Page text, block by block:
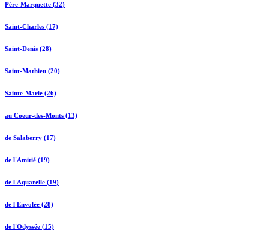
Père-Marquette (32)
Saint-Charles (17)
Saint-Denis (28)
Saint-Mathieu (20)
Sainte-Marie (26)
au Coeur-des-Monts (13)
de Salaberry (17)
de l'Amitié (19)
de l'Aquarelle (19)
de l'Envolée (28)
de l'Odyssée (15)